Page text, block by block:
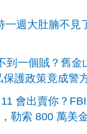
一週大肚腩不見
到一個賊？舊金
保護政策竟成警
會出賣你？
勒索 800 萬美